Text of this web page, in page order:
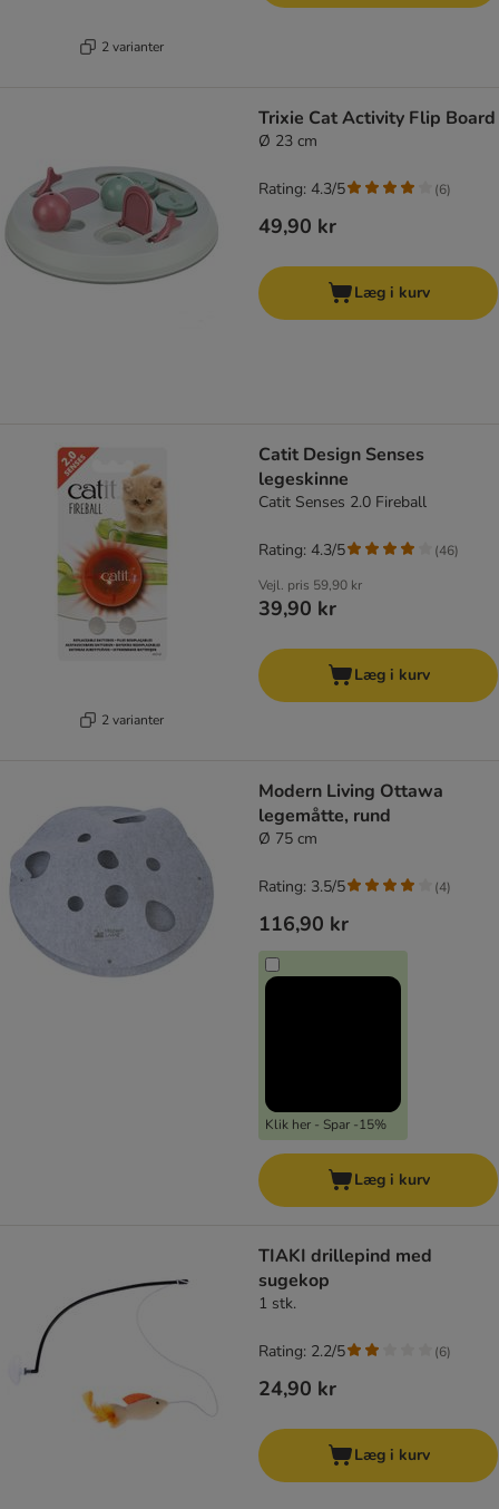
2 varianter
Trixie Cat Activity Flip Board
Ø 23 cm
49,90 kr
Rating: 4.3/5 (6)
Læg i kurv
2 varianter
Catit Design Senses
legeskinne
Catit Senses 2.0 Fireball
Vejl. pris 59,90 kr
39,90 kr
Rating: 4.3/5 (46)
Læg i kurv
Modern Living Ottawa
legemåtte, rund
Ø 75 cm
116,90 kr
Klik her - Spar -15%
Rating: 3.5/5 (4)
Læg i kurv
TIAKI drillepind med
sugekop
1 stk.
24,90 kr
Rating: 2.2/5 (6)
Læg i kurv